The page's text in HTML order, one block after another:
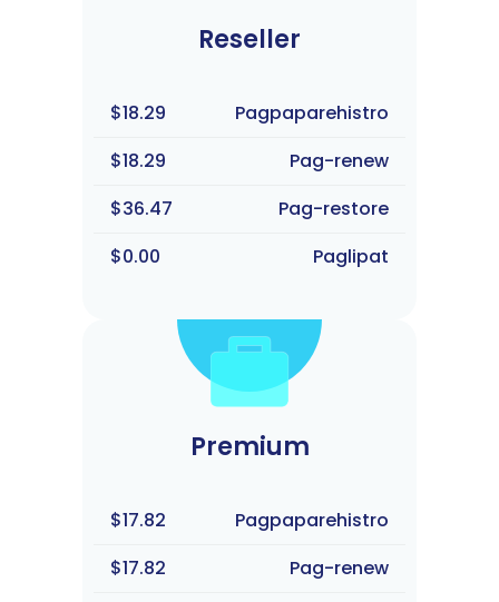
Reseller
$18.29
Pagpaparehistro
$18.29
Pag-renew
$36.47
Pag-restore
$0.00
Paglipat
Premium
$17.82
Pagpaparehistro
$17.82
Pag-renew